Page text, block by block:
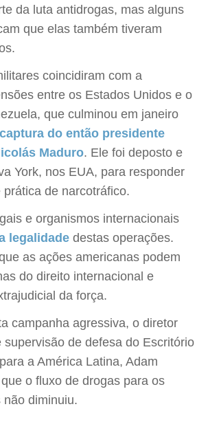
da luta antidrogas, mas alguns
que elas também tiveram
coincidiram com a
entre os Estados Unidos e o
que culminou em janeiro
captura do então presidente
Maduro. Ele foi deposto e
York, nos EUA, para responder
de narcotráfico.
e organismos internacionais
legalidade destas operações.
as ações americanas podem
do direito internacional e
da força.
campanha agressiva, o diretor
supervisão de defesa do Escritório
a América Latina, Adam
o fluxo de drogas para os
não diminuiu.